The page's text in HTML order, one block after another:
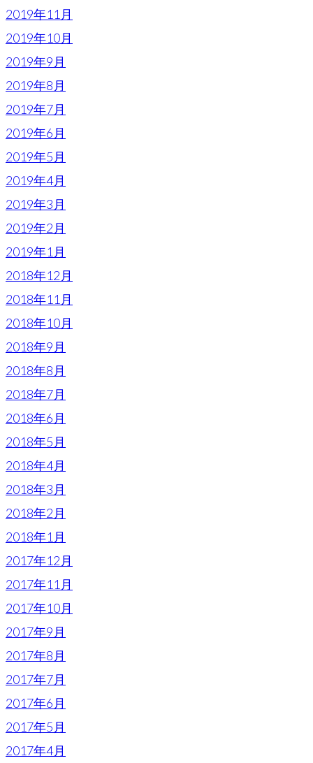
2019年11月
2019年10月
2019年9月
2019年8月
2019年7月
2019年6月
2019年5月
2019年4月
2019年3月
2019年2月
2019年1月
2018年12月
2018年11月
2018年10月
2018年9月
2018年8月
2018年7月
2018年6月
2018年5月
2018年4月
2018年3月
2018年2月
2018年1月
2017年12月
2017年11月
2017年10月
2017年9月
2017年8月
2017年7月
2017年6月
2017年5月
2017年4月